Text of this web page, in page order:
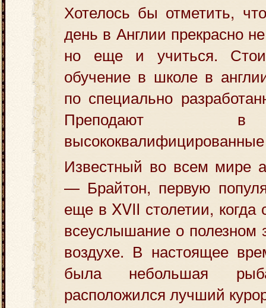
Хотелось бы отметить,
день в Англии прекрасно
но еще и учиться.
обучение в школе в
по специально
Преподают
Известный во всем мире
— Брайтон, первую
еще в XVII столетии, когда
всеуслышание о
воздухе. В настоящее
была небольшая
расположился лучший